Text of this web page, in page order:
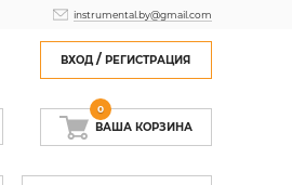
instrumental.by@gmail.com
ВХОД /РЕГИСТРАЦИЯ
0
ВАША КОРЗИНА